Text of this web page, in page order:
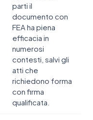
parti il
documento con
FEA ha piena
efficacia in
numerosi
contesti, salvi gli
atti che
richiedono forma
con firma
qualificata.